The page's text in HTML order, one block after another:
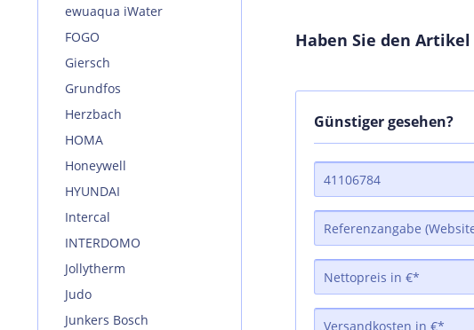
ewuaqua iWater
FOGO
Giersch
Grundfos
Herzbach
HOMA
Honeywell
HYUNDAI
Intercal
INTERDOMO
Jollytherm
Judo
Junkers Bosch
Haben Sie den
Günstiger gesehen?